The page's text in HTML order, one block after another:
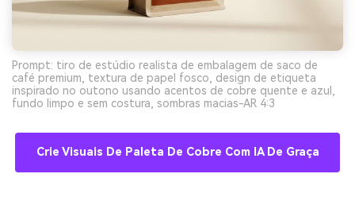
Prompt: tiro de estúdio realista de embalagem de saco de
café premium, textura de papel fosco, design de etiqueta
inspirado no outono usando acentos de cobre quente e azul,
fundo limpo e sem costura, sombras macias-AR 4:3
Crie Visuais De Paleta De Cobre Com IA De Graça